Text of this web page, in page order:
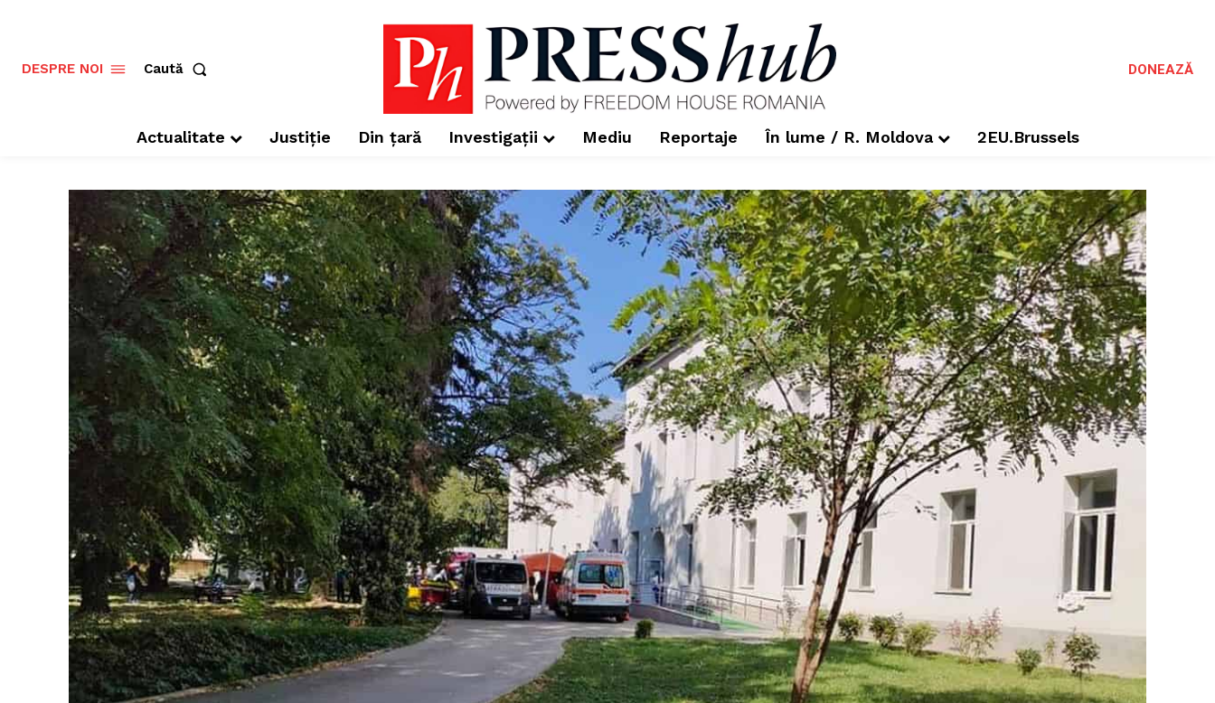
DESPRE NOI Caută DONEAZĂ
Actualitate Justiție Din țară Investigații Mediu Reportaje În lume / R. Moldova 2EU.Brussels